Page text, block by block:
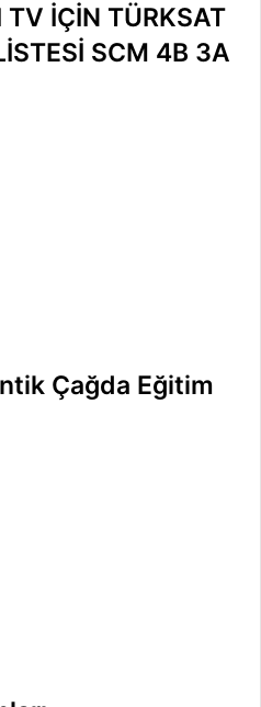
İÇİN TÜRKSAT
SCM 4B 3A
Çağda Eğitim